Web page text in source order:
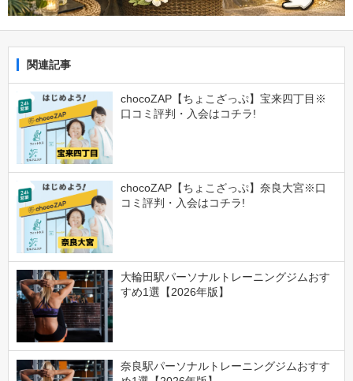
関連記事
chocoZAP【ちょこざっぷ】宝来四丁目※
口コミ評判・入会はコチラ!
chocoZAP【ちょこざっぷ】奈良大宮※口
コミ評判・入会はコチラ!
大輪田駅パーソナルトレーニングジムおす
すめ1選【2026年版】
奈良駅パーソナルトレーニングジムおすす